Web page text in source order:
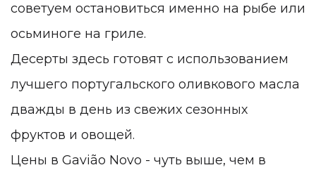
советуем остановиться именно на рыбе или
осьминоге на гриле.
Десерты здесь готовят с использованием
лучшего португальского оливкового масла
дважды в день из свежих сезонных
фруктов и овощей.
Цены в Gavião Novo - чуть выше, чем в